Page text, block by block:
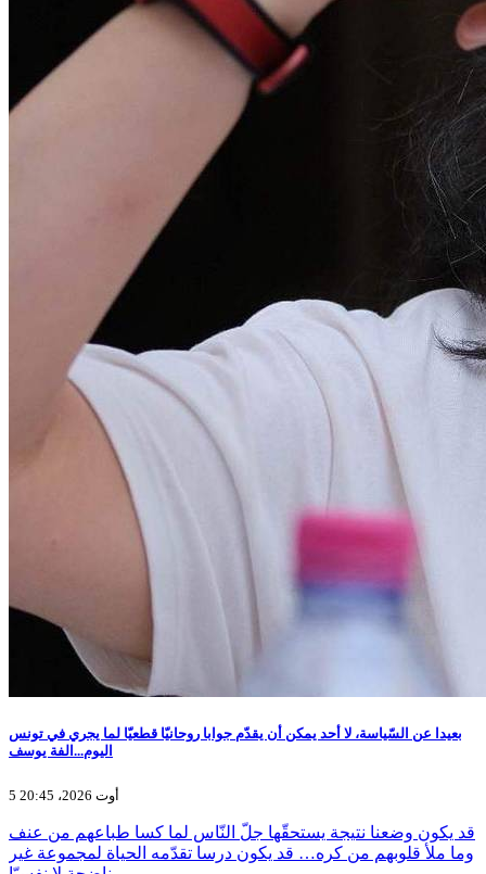
بعيدا عن السّياسة، لا أحد يمكن أن يقدّم جوابا روحانيّا قطعيّا لما يجري في تونس
اليوم...الفة يوسف
5 أوت 2026، 20:45
قد يكون وضعنا نتيجة يستحقّها جلّ النّاس لما كسا طباعهم من عنف
وما ملأ قلوبهم من كره… قد يكون درسا تقدّمه الحياة لمجموعة غير